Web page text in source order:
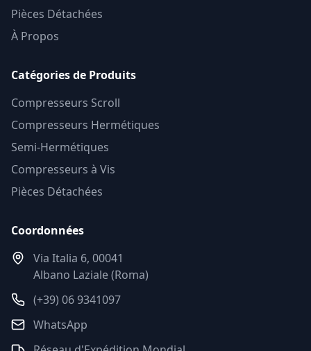
Pièces Détachées
À Propos
Catégories de Produits
Compresseurs Scroll
Compresseurs Hermétiques
Semi-Hermétiques
Compresseurs à Vis
Pièces Détachées
Coordonnées
Via Italia 6, 00041
Albano Laziale (Roma)
(+39) 06 9341097
WhatsApp